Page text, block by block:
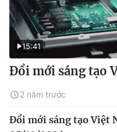
15:41
Đổi mới sáng tạo
2 năm trước
Đổi mới sáng tạo Việt